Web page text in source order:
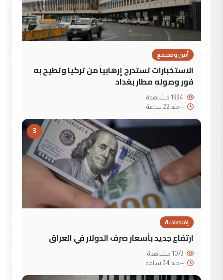
أمن ومجتمع
الاستخبارات تستدرج إرهابياً من تركيا وتطيح به
فور وصوله مطار بغداد
--منذ 22 ساعة
3
إقتصادية
ارتفاع جديد بأسعار صرف الدولار في العراق
--منذ 24 ساعة